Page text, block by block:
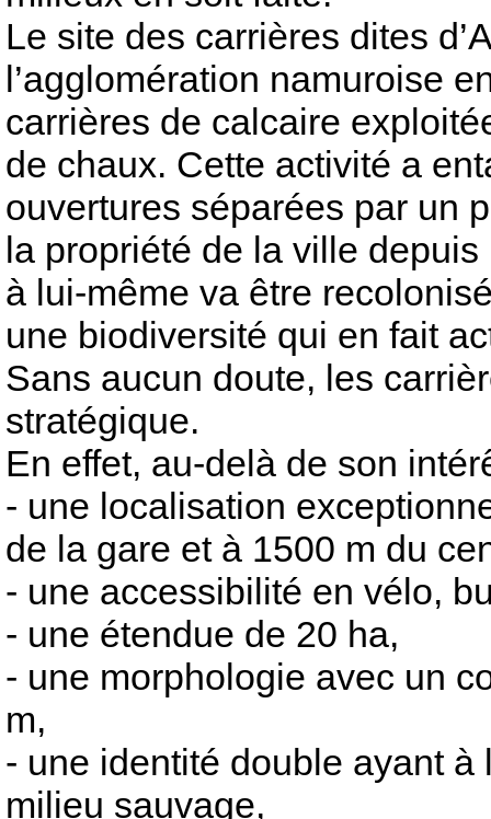
Le site des carrières dites
l’agglomération namuroise
carrières de calcaire
de chaux. Cette activité a
ouvertures séparées par un
la propriété de la ville
à lui-même va être
une biodiversité qui en fait
Sans aucun doute, les
stratégique.
En effet, au-delà de son
- une localisation
de la gare et à 1500 m du
- une accessibilité en vélo,
- une étendue de 20 ha,
- une morphologie avec un
m,
- une identité double ayant
milieu sauvage,